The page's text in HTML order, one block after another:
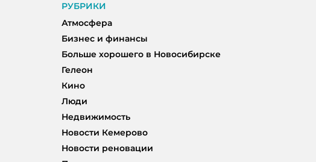
РУБРИКИ
Атмосфера
Бизнес и финансы
Больше хорошего в Новосибирске
Гелеон
Кино
Люди
Недвижимость
Новости Кемерово
Новости реновации